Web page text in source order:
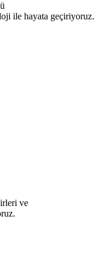
ile hayata geçiriyoruz.
ve